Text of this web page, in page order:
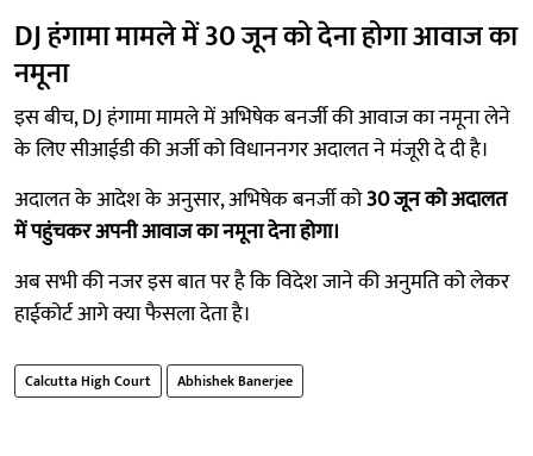
DJ हंगामा मामले में 30 जून को देना होगा आवाज का
नमूना
इस बीच, DJ हंगामा मामले में अभिषेक बनर्जी की आवाज का नमूना लेने
के लिए सीआईडी की अर्जी को विधाननगर अदालत ने मंजूरी दे दी है।
अदालत के आदेश के अनुसार, अभिषेक बनर्जी को30 जून को अदालत
में पहुंचकर अपनी आवाज का नमूना देना होगा।
अब सभी की नजर इस बात पर है कि विदेश जाने की अनुमति को लेकर
हाईकोर्ट आगे क्या फैसला देता है।
Calcutta High Court Abhishek Banerjee